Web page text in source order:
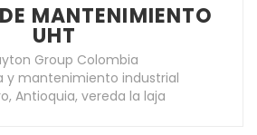
MANTENIMIENTO
UHT
Group Colombia
y mantenimiento industrial
Antioquia, vereda la laja